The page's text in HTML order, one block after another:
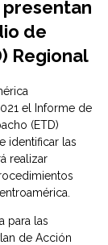
de
Regional
el Informe de
(ETD)
identificar las
realizar
para las
de Acción